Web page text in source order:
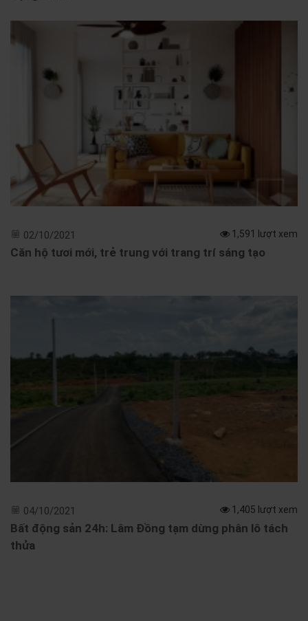
02/10/2021 1,591 lượt xem
Căn hộ tươi mới, trẻ trung với trang trí sáng tạo
04/10/2021 1,405 lượt xem
Bất động sản 24h: Lâm Đồng tạm dừng phân lô tách
thửa